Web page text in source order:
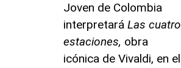
Joven de Colombia
interpretará Las cuatro
estaciones, obra
icónica de Vivaldi, en el